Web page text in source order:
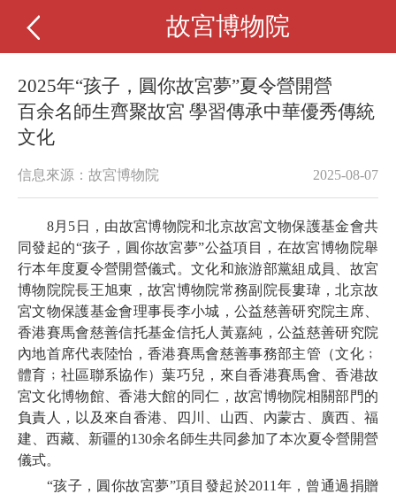
故宮博物院
2025年“孩子，圓你故宮夢”夏令營開營
百余名師生齊聚故宮 學習傳承中華優秀傳統
文化
信息來源：故宮博物院 2025-08-07
8月5日，由故宮博物院和北京故宮文物保護基金會共
同發起的“孩子，圓你故宮夢”公益項目，在故宮博物院舉
行本年度夏令營開營儀式。文化和旅游部黨組成員、故宮
博物院院長王旭東，故宮博物院常務副院長婁瑋，北京故
宮文物保護基金會理事長李小城，公益慈善研究院主席、
香港賽馬會慈善信托基金信托人黃嘉純，公益慈善研究院
內地首席代表陸怡，香港賽馬會慈善事務部主管（文化﹔
體育﹔社區聯系協作）葉巧兒，來自香港賽馬會、香港故
宮文化博物館、香港大館的同仁，故宮博物院相關部門的
負責人，以及來自香港、四川、山西、內蒙古、廣西、福
建、西藏、新疆的130余名師生共同參加了本次夏令營開營
儀式。
“孩子，圓你故宮夢”項目發起於2011年，曾通過捐贈